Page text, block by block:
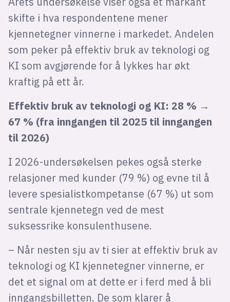
skifte i hva respondentene mener
kjennetegner vinnerne i markedet. Andelen
som peker på effektiv bruk av teknologi og
KI som avgjørende for å lykkes har økt
kraftig på ett år.
Effektiv bruk av teknologi og KI: 28 % →
67 % (fra inngangen til 2025 til inngangen
til 2026)
I 2026-undersøkelsen pekes også sterke
relasjoner med kunder (79 %) og evne til å
levere spesialistkompetanse (67 %) ut som
sentrale kjennetegn ved de mest
suksessrike konsulenthusene.
– Når nesten sju av ti sier at effektiv bruk av
teknologi og KI kjennetegner vinnerne, er
det et signal om at dette er i ferd med å bli
inngangsbilletten. De som klarer å